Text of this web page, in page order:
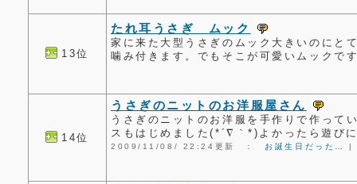
13位
たれ耳うさぎ ムック
家に来た大型うさぎのムック大きいのにと
噛み付きます。でもそこが可愛いムックで
14位
うさぎのニットのお洋服屋さん
うさぎのニットのお洋服を手作りで作って
スもはじめました(*´∇｀*)よかったら遊び
2009/11/08/ 22:24更新 ： お誕生日だった…